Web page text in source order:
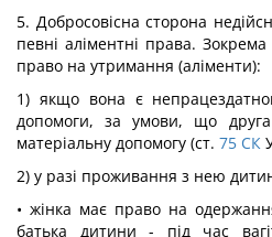
5. Добросовісна сторона
певні аліментні права.
право на утримання (аліменти):
1) якщо вона є
допомоги, за умови, що
матеріальну допомогу (ст. 75 СК
2) у разі проживання з нею
• жінка має право на
батька дитини - під час